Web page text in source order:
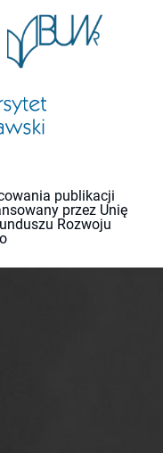
publikacji
przez Unię
Rozwoju